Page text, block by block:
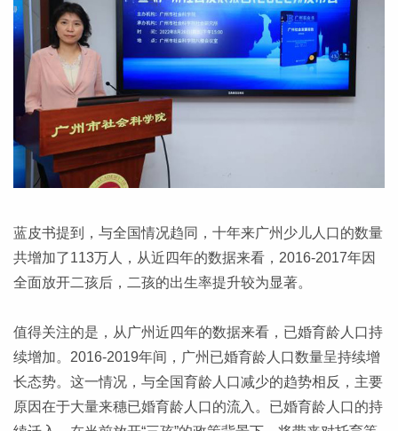
蓝皮书提到，与全国情况趋同，十年来广州少儿人口的数量
共增加了113万人，从近四年的数据来看，2016-2017年因
全面放开二孩后，二孩的出生率提升较为显著。
值得关注的是，从广州近四年的数据来看，已婚育龄人口持
续增加。2016-2019年间，广州已婚育龄人口数量呈持续增
长态势。这一情况，与全国育龄人口减少的趋势相反，主要
原因在于大量来穗已婚育龄人口的流入。已婚育龄人口的持